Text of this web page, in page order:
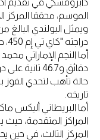
دابروفسكي في تقديم
الموسم، محققا المركز
دراجته "كاي تي إم 450، حيث سجل أسرع وقت.
حالة تأهب لتحدي الفوز
تاريخه.
أما البريطاني أليكس
المركز الثالث، في حين